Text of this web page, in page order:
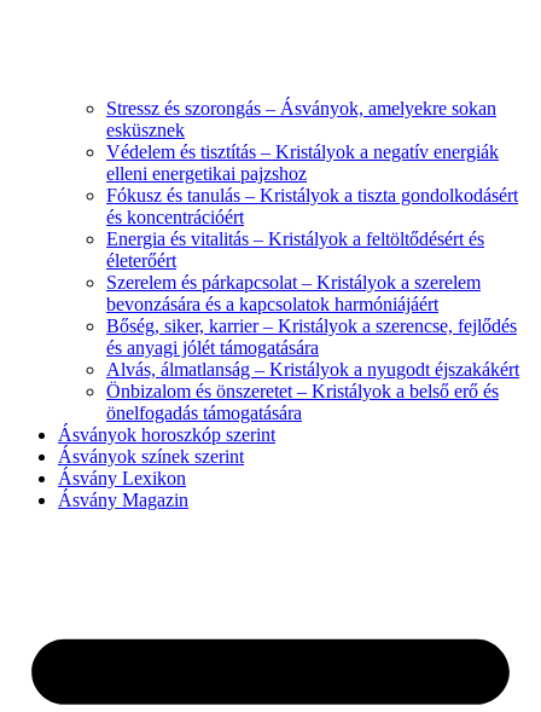
Stressz és szorongás – Ásványok, amelyekre sokan
esküsznek
Védelem és tisztítás – Kristályok a negatív energiák
elleni energetikai pajzshoz
Fókusz és tanulás – Kristályok a tiszta gondolkodásért
és koncentrációért
Energia és vitalitás – Kristályok a feltöltődésért és
életerőért
Szerelem és párkapcsolat – Kristályok a szerelem
bevonzására és a kapcsolatok harmóniájáért
Bőség, siker, karrier – Kristályok a szerencse, fejlődés
és anyagi jólét támogatására
Alvás, álmatlanság – Kristályok a nyugodt éjszakákért
Önbizalom és önszeretet – Kristályok a belső erő és
önelfogadás támogatására
Ásványok horoszkóp szerint
Ásványok színek szerint
Ásvány Lexikon
Ásvány Magazin